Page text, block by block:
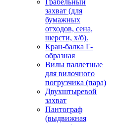
Грабельный
захват (для
бумажных
отходов, сена,
шерсти, х/б).
Кран-балка Г-
образная
Вилы паллетные
для вилочного
погрузчика (пара)
Двухштыревой
захват
Пантограф
(выдвижная